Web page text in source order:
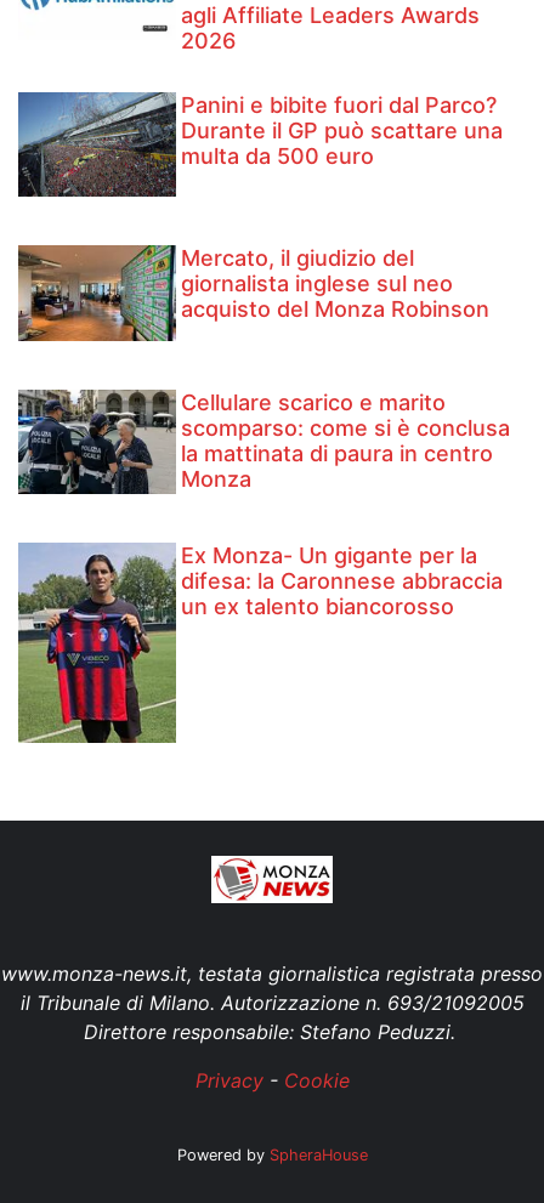
agli Affiliate Leaders Awards
2026
Panini e bibite fuori dal Parco?
Durante il GP può scattare una
multa da 500 euro
Mercato, il giudizio del
giornalista inglese sul neo
acquisto del Monza Robinson
Cellulare scarico e marito
scomparso: come si è conclusa
la mattinata di paura in centro
Monza
Ex Monza- Un gigante per la
difesa: la Caronnese abbraccia
un ex talento biancorosso
www.monza-news.it, testata giornalistica registrata presso
il Tribunale di Milano. Autorizzazione n. 693/21092005
Direttore responsabile: Stefano Peduzzi.
Privacy- Cookie
Powered by SpheraHouse